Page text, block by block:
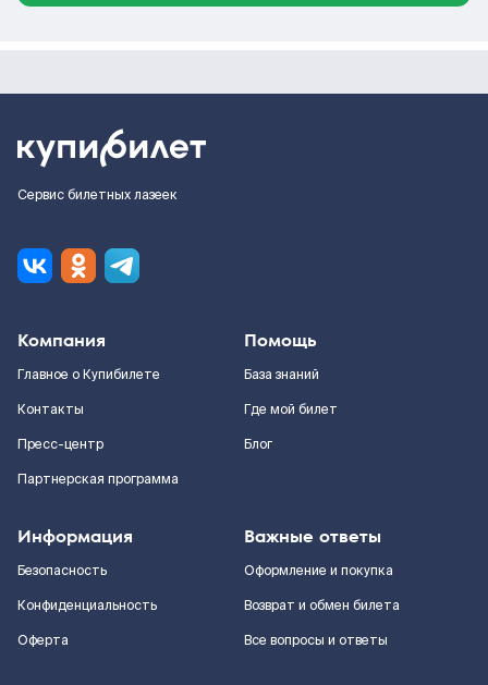
Сервис билетных лазеек
Компания
Главное о Купибилете
Контакты
Пресс-центр
Партнерская программа
Помощь
База знаний
Где мой билет
Блог
Информация
Безопасность
Конфиденциальность
Оферта
Важные ответы
Оформление и покупка
Возврат и обмен билета
Все вопросы и ответы